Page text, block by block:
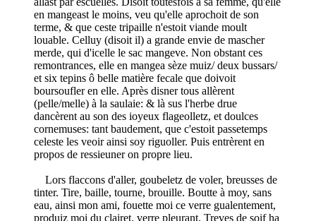
en mangeast le moins, veu qu'elle aprochoit de son
terme, & que ceste tripaille n'estoit viande moult
louable. Celluy (disoit il) a grande envie de mascher
merde, qui d'icelle le sac mangeve. Non obstant ces
remontrances, elle en mangea sèze muiz/ deux bussars/
et six tepins ô belle matière fecale que doivoit
boursoufler en elle. Après disner tous allèrent
(pelle/melle) à la saulaie: & là sus l'herbe drue
dancèrent au son des ioyeux flageolletz, et doulces
cornemuses: tant baudement, que c'estoit passetemps
celeste les veoir ainsi soy riguoller. Puis entrèrent en
propos de ressieuner on propre lieu.
Lors flaccons d'aller, goubeletz de voler, breusses de
tinter. Tire, baille, tourne, brouille. Boutte à moy, sans
eau, ainsi mon ami, fouette moi ce verre gualentement,
produiz moi du clairet, verre pleurant. Treves de soif ha